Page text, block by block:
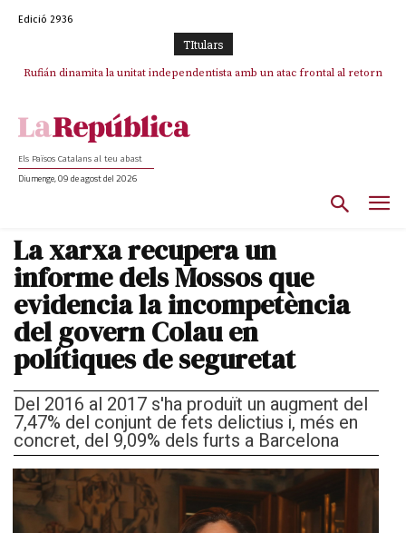
Edició 2936
TItulars
Rufián dinamita la unitat independentista amb un atac frontal al retorn
Puigdemont reivindica la transparència del seu retorn i manté el pols
Els Països Catalans al teu abast
Diumenge, 09 de agost del 2026
La xarxa recupera un
informe dels Mossos que
evidencia la incompetència
del govern Colau en
polítiques de seguretat
Del 2016 al 2017 s'ha produït un augment del
7,47% del conjunt de fets delictius i, més en
concret, del 9,09% dels furts a Barcelona